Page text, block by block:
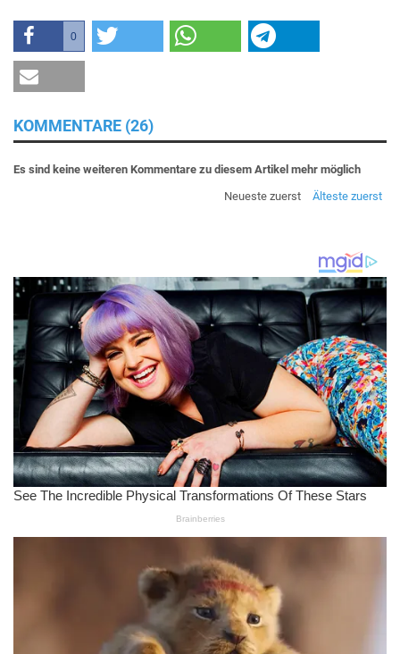
0
KOMMENTARE (26)
Es sind keine weiteren Kommentare zu diesem Artikel mehr möglich
Neueste zuerst
Älteste zuerst